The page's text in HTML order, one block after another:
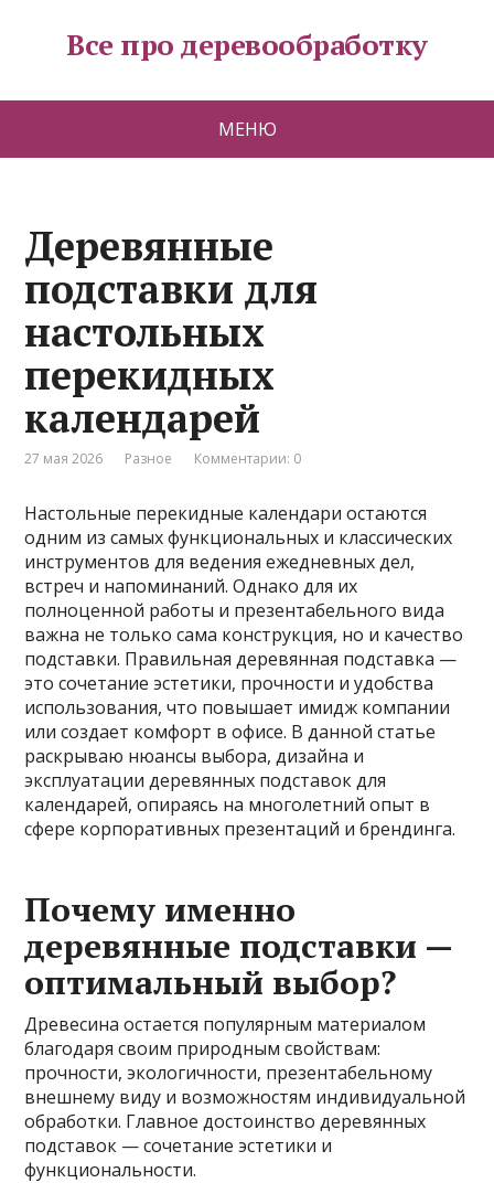
Все про деревообработку
МЕНЮ
Деревянные
подставки для
настольных
перекидных
календарей
27 мая 2026 Разное Комментарии: 0
Настольные перекидные календари остаются
одним из самых функциональных и классических
инструментов для ведения ежедневных дел,
встреч и напоминаний. Однако для их
полноценной работы и презентабельного вида
важна не только сама конструкция, но и качество
подставки. Правильная деревянная подставка —
это сочетание эстетики, прочности и удобства
использования, что повышает имидж компании
или создает комфорт в офисе. В данной статье
раскрываю нюансы выбора, дизайна и
эксплуатации деревянных подставок для
календарей, опираясь на многолетний опыт в
сфере корпоративных презентаций и брендинга.
Почему именно
деревянные подставки —
оптимальный выбор?
Древесина остается популярным материалом
благодаря своим природным свойствам:
прочности, экологичности, презентабельному
внешнему виду и возможностям индивидуальной
обработки. Главное достоинство деревянных
подставок — сочетание эстетики и
функциональности.